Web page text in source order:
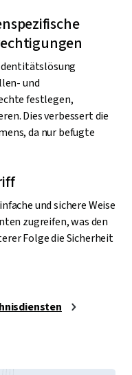
und
festlegen,
Dies verbessert die
da nur befugte
und sichere Weise
zugreifen, was den
Folge die Sicherheit